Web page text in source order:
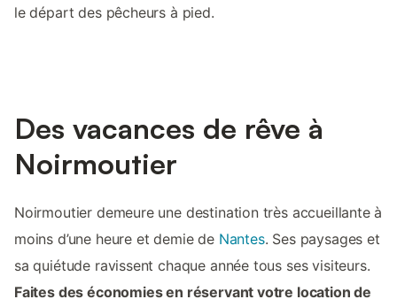
le départ des pêcheurs à pied.
Des vacances de rêve à
Noirmoutier
Noirmoutier demeure une destination très accueillante à
moins d’une heure et demie de Nantes. Ses paysages et
sa quiétude ravissent chaque année tous ses visiteurs.
Faites des économies en réservant votre location de